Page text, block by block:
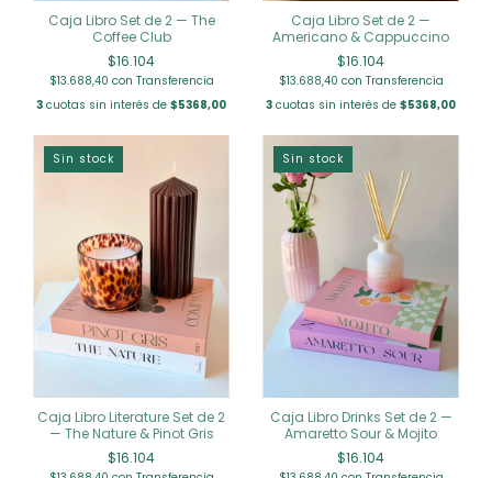
Caja Libro Set de 2 — The
Coffee Club
$16.104
$13.688,40 con Transferencia
3 cuotas sin interés de $5368,00
Caja Libro Set de 2 —
Americano & Cappuccino
$16.104
$13.688,40 con Transferencia
3 cuotas sin interés de $5368,00
Sin stock
Caja Libro Literature Set de 2
— The Nature & Pinot Gris
$16.104
Sin stock
Caja Libro Drinks Set de 2 —
Amaretto Sour & Mojito
$16.104